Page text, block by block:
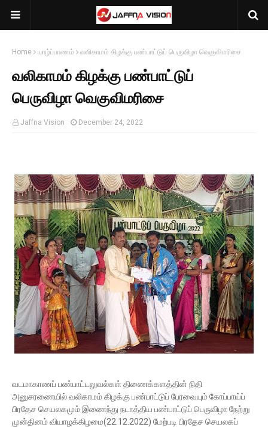
Home யாழ்ப்பாணம் வலிகாமம் கிழக்கு பண்பாட்டுப் பெருவிழா வெகுவிமரிசை
வலிகாமம் கிழக்கு பண்பாட்டுப்
பெருவிழா வெகுவிமரிசை
Jaffna Vision December 24, 2022
வடமாகாணப் பண்பாட்டலுவல்கள் திணைக்களத்தின் நிதி
அனுசரணையில் வலிகாமம் கிழக்கு பண்பாட்டுப் பேரவையும் கோப்பாய்ப்
பிரதேச செயலகமும் இணைந்து நடாத்திய பண்பாட்டுப் பெருவிழா நேற்று
முன்தினம் வியாழக்கிழமை(22.12.2022) மேற்படி பிரதேச செயலகப்